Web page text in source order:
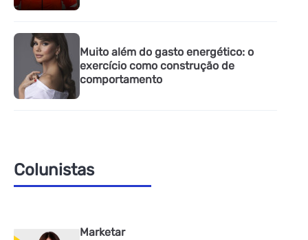
Muito além do gasto energético: o
exercício como construção de
comportamento
Colunistas
Marketar